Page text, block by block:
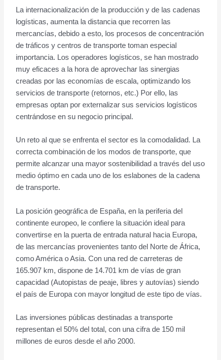
La internacionalización de la producción y de las cadenas
logísticas, aumenta la distancia que recorren las
mercancías, debido a esto, los procesos de concentración
de tráficos y centros de transporte toman especial
importancia. Los operadores logísticos, se han mostrado
muy eficaces a la hora de aprovechar las sinergias
creadas por las economías de escala, optimizando los
servicios de transporte (retornos, etc.) Por ello, las
empresas optan por externalizar sus servicios logísticos
centrándose en su negocio principal.
Un reto al que se enfrenta el sector es la comodalidad. La
correcta combinación de los modos de transporte, que
permite alcanzar una mayor sostenibilidad a través del uso
medio óptimo en cada uno de los eslabones de la cadena
de transporte.
La posición geográfica de España, en la periferia del
continente europeo, le confiere la situación ideal para
convertirse en la puerta de entrada natural hacia Europa,
de las mercancías provenientes tanto del Norte de África,
como América o Asia. Con una red de carreteras de
165.907 km, dispone de 14.701 km de vías de gran
capacidad (Autopistas de peaje, libres y autovías) siendo
el país de Europa con mayor longitud de este tipo de vías.
Las inversiones públicas destinadas a transporte
representan el 50% del total, con una cifra de 150 mil
millones de euros desde el año 2000.